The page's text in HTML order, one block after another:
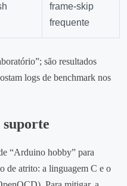
frame‑skip
frequente
são resultados
logs de benchmark nos
suporte
“Arduino hobby” para
de atrito: a linguagem C e o